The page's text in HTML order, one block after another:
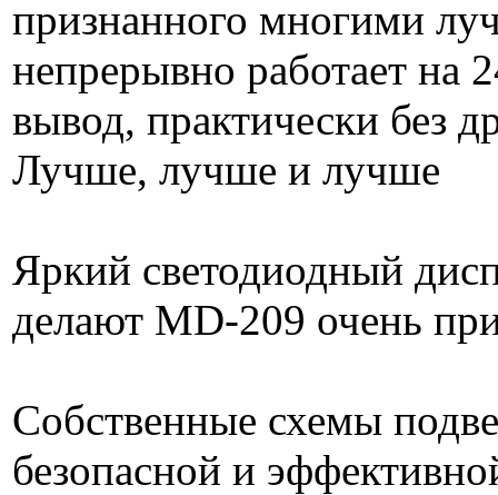
признанного многими
непрерывно работает на
вывод, практически без
Лучше, лучше и лучше
Яркий светодиодный
делают MD-209 очень
Собственные схемы
безопасной и